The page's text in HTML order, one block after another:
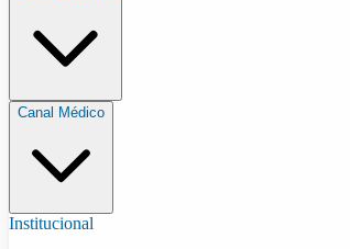
Canal Médico
Institucional